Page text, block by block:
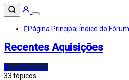
Página Principal Índice do Fórum
Recentes Aquisições
Novo Tópico
33 tópicos